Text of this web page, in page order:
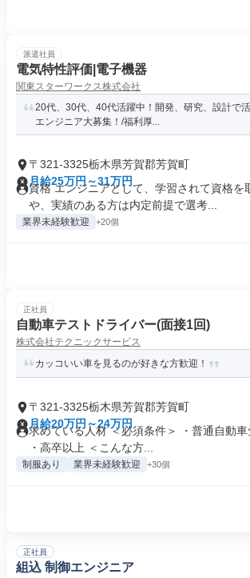
派遣社員
電気特性評価|電子機器
関東スターワークス株式会社
20代、30代、40代活躍中！開発、研究、設計で
エンジニア大募集！/福利厚...
〒321-3325栃木県芳賀郡芳賀町
月給25万円～31万円
資格 エンジニアとして、学習されて資格を
や、実績のある方は内定前提で選考...
業界未経験歓迎 +20個
正社員
自動車テストドライバー(面接1回)
株式会社テクニックサービス
カッコいい車を見るのが好きな方歓迎！
〒321-3325栃木県芳賀郡芳賀町
月給20万円～24万円
求めている人材 ＜必須条件＞ ・普通自動車
・高卒以上 ＜こんな方...
制服あり 業界未経験歓迎 +30個
正社員
組込 制御エンジニア